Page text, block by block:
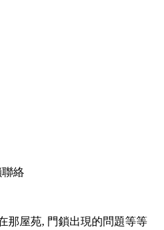
聯絡
那屋苑, 門鎖出現的問題等等